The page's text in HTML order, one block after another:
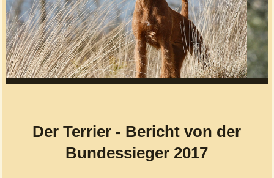
Der Terrier - Bericht von der
Bundessieger 2017